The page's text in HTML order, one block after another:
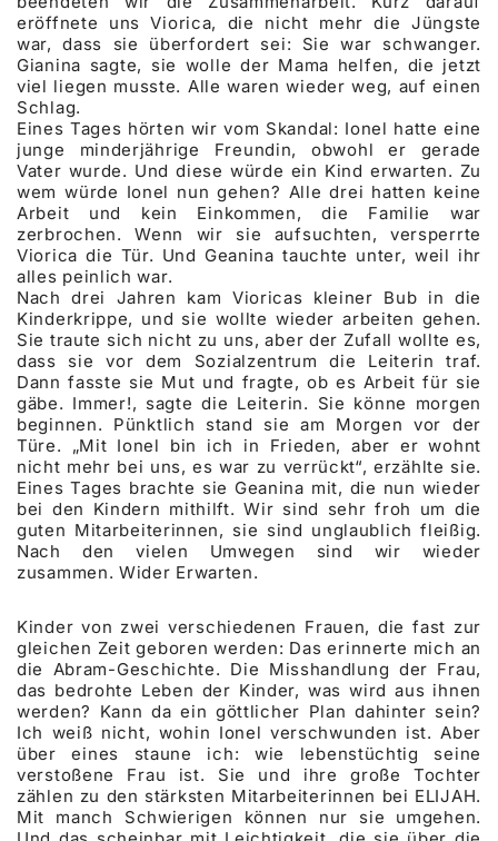
eröffnete uns Viorica, die nicht mehr die Jüngste
war, dass sie überfordert sei: Sie war schwanger.
Gianina sagte, sie wolle der Mama helfen, die jetzt
viel liegen musste. Alle waren wieder weg, auf einen
Schlag.
Eines Tages hörten wir vom Skandal: Ionel hatte eine
junge minderjährige Freundin, obwohl er gerade
Vater wurde. Und diese würde ein Kind erwarten. Zu
wem würde Ionel nun gehen? Alle drei hatten keine
Arbeit und kein Einkommen, die Familie war
zerbrochen. Wenn wir sie aufsuchten, versperrte
Viorica die Tür. Und Geanina tauchte unter, weil ihr
alles peinlich war.
Nach drei Jahren kam Vioricas kleiner Bub in die
Kinderkrippe, und sie wollte wieder arbeiten gehen.
Sie traute sich nicht zu uns, aber der Zufall wollte es,
dass sie vor dem Sozialzentrum die Leiterin traf.
Dann fasste sie Mut und fragte, ob es Arbeit für sie
gäbe. Immer!, sagte die Leiterin. Sie könne morgen
beginnen. Pünktlich stand sie am Morgen vor der
Türe. „Mit Ionel bin ich in Frieden, aber er wohnt
nicht mehr bei uns, es war zu verrückt“, erzählte sie.
Eines Tages brachte sie Geanina mit, die nun wieder
bei den Kindern mithilft. Wir sind sehr froh um die
guten Mitarbeiterinnen, sie sind unglaublich fleißig.
Nach den vielen Umwegen sind wir wieder
zusammen. Wider Erwarten.
Kinder von zwei verschiedenen Frauen, die fast zur
gleichen Zeit geboren werden: Das erinnerte mich an
die Abram-Geschichte. Die Misshandlung der Frau,
das bedrohte Leben der Kinder, was wird aus ihnen
werden? Kann da ein göttlicher Plan dahinter sein?
Ich weiß nicht, wohin Ionel verschwunden ist. Aber
über eines staune ich: wie lebenstüchtig seine
verstoßene Frau ist. Sie und ihre große Tochter
zählen zu den stärksten Mitarbeiterinnen bei ELIJAH.
Mit manch Schwierigen können nur sie umgehen.